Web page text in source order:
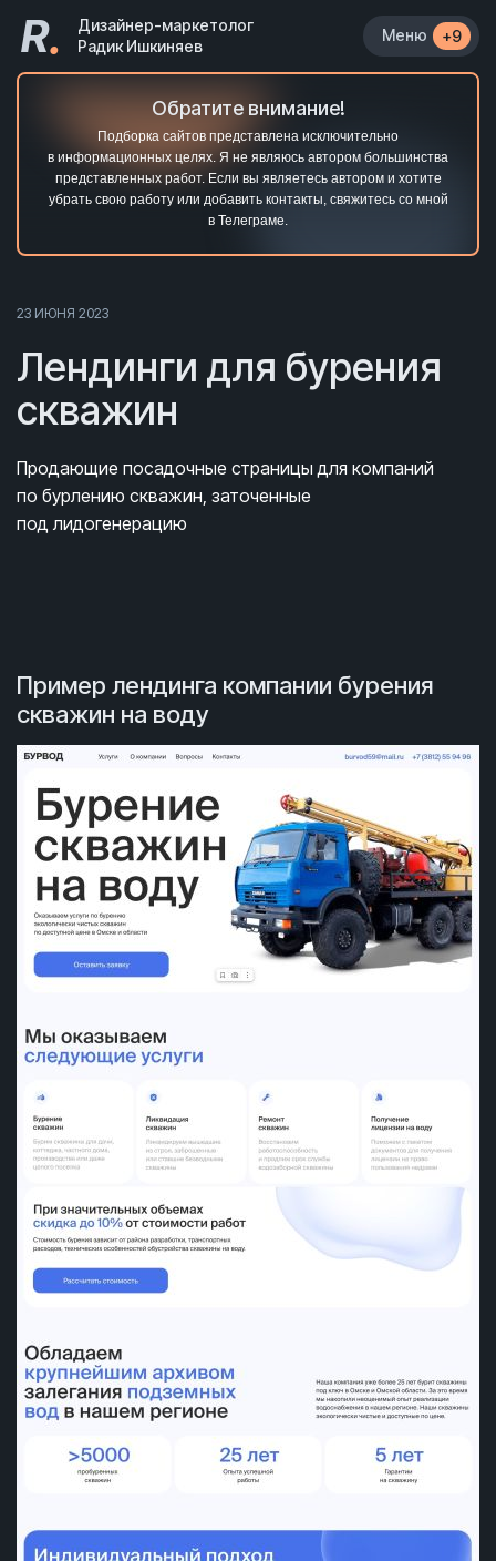
R.
Дизайнер-маркетолог
Радик Ишкиняев
Меню +9
Обратите внимание!
Подборка сайтов представлена исключительно
в информационных целях. Я не являюсь автором большинства
представленных работ. Если вы являетесь автором и хотите
убрать свою работу или добавить контакты, свяжитесь со мной
в Телеграме.
23 ИЮНЯ 2023
Лендинги для бурения
скважин
Продающие посадочные страницы для компаний
по бурлению скважин, заточенные
под лидогенерацию
Пример лендинга компании бурения
скважин на воду